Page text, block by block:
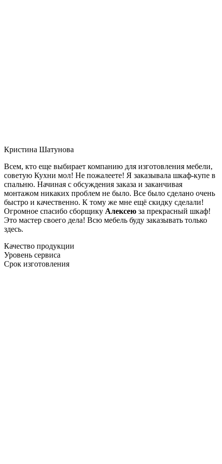
Кристина Шатунова
Всем, кто еще выбирает компанию для изготовления мебели,
советую Кухни мол! Не пожалеете! Я заказывала шкаф-купе в
спальню. Начиная с обсуждения заказа и заканчивая
монтажом никаких проблем не было. Все было сделано очень
быстро и качественно. К тому же мне ещё скидку сделали!
Огромное спасибо сборщику Алексею за прекрасный шкаф!
Это мастер своего дела! Всю мебель буду заказывать только
здесь.
Качество продукции
Уровень сервиса
Срок изготовления